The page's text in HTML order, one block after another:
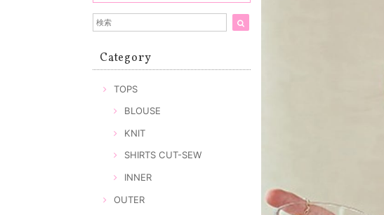
Category
TOPS
BLOUSE
KNIT
SHIRTS CUT-SEW
INNER
OUTER